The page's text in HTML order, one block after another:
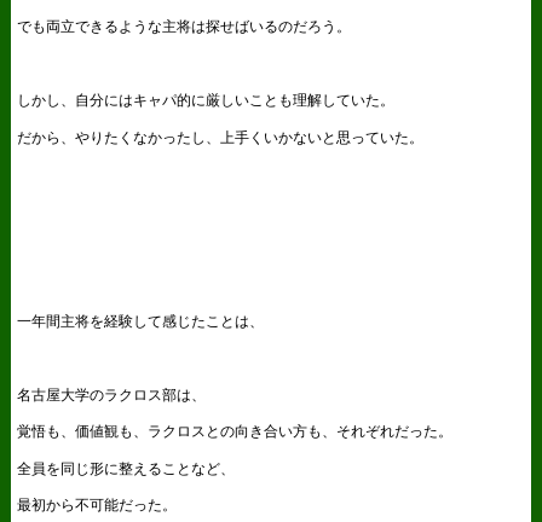
でも両立できるような主将は探せばいるのだろう。
しかし、自分にはキャパ的に厳しいことも理解していた。
だから、やりたくなかったし、上手くいかないと思っていた。
一年間主将を経験して感じたことは、
名古屋大学のラクロス部は、
覚悟も、価値観も、ラクロスとの向き合い方も、それぞれだった。
全員を同じ形に整えることなど、
最初から不可能だった。